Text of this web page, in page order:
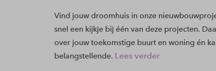
Vind jouw droomhuis in onze
snel een kijkje bij één van deze projecten.
over jouw toekomstige buurt en woning én
belangstellende. Lees verder